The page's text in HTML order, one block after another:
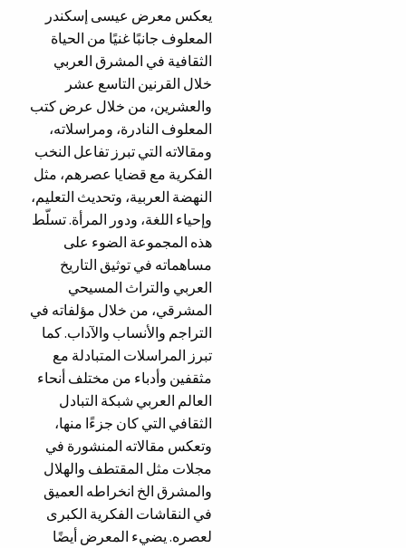
يعكس معرض عيسى إسكندر
المعلوف جانبًا غنيًا من الحياة
الثقافية في المشرق العربي
خلال القرنين التاسع عشر
والعشرين، من خلال عرض كتب
المعلوف النادرة، ومراسلاته،
ومقالاته التي تبرز تفاعل النخب
الفكرية مع قضايا عصرهم، مثل
النهضة العربية، وتحديث التعليم،
وإحياء اللغة، ودور المرأة. تسلّط
هذه المجموعة الضوء على
مساهماته في توثيق التاريخ
العربي والتراث المسيحي
المشرقي، من خلال مؤلفاته في
التراجم والأنساب والآداب. كما
تبرز المراسلات المتبادلة مع
مثقفين وأدباء من مختلف أنحاء
العالم العربي شبكة التبادل
الثقافي التي كان جزءًا منها،
وتعكس مقالاته المنشورة في
مجلات مثل المقتطف والهلال
والمشرق الخ انخراطه العميق
في النقاشات الفكرية الكبرى
لعصره. يضيء المعرض أيضًا